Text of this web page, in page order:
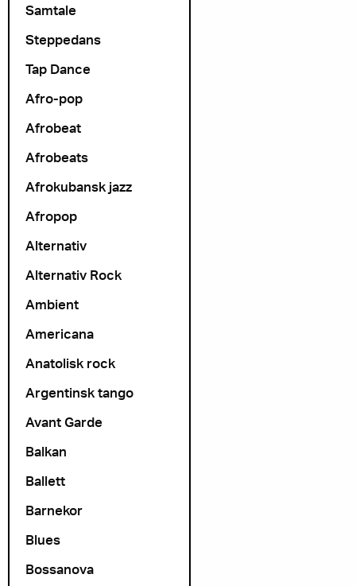
Samtale
Steppedans
Tap Dance
Afro-pop
Afrobeat
Afrobeats
Afrokubansk jazz
Afropop
Alternativ
Alternativ Rock
Ambient
Americana
Anatolisk rock
Argentinsk tango
Avant Garde
Balkan
Ballett
Barnekor
Blues
Bossanova